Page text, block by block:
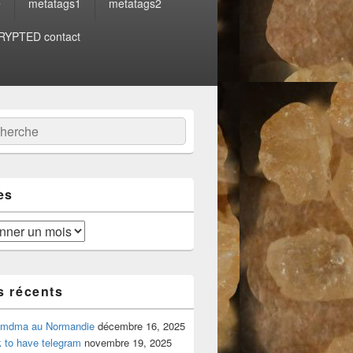
contact
récents
au Normandie décembre 16, 2025
to have telegram novembre 19, 2025